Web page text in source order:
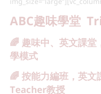
ABC趣味學堂
🌈 趣味中、英文課
學模式
🌈 按能力編班， 英文
Teacher教授